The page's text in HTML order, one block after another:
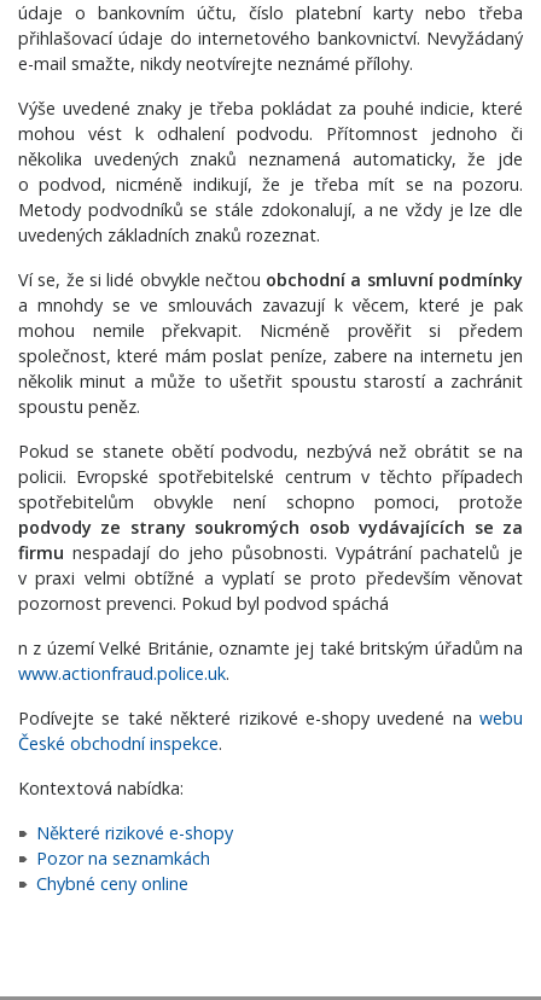
údaje o bankovním účtu, číslo platební karty nebo třeba
přihlašovací údaje do internetového bankovnictví. Nevyžádaný
e-mail smažte, nikdy neotvírejte neznámé přílohy.
Výše uvedené znaky je třeba pokládat za pouhé indicie, které
mohou vést k odhalení podvodu. Přítomnost jednoho či
několika uvedených znaků neznamená automaticky, že jde
o podvod, nicméně indikují, že je třeba mít se na pozoru.
Metody podvodníků se stále zdokonalují, a ne vždy je lze dle
uvedených základních znaků rozeznat.
Ví se, že si lidé obvykle nečtou obchodní a smluvní podmínky
a mnohdy se ve smlouvách zavazují k věcem, které je pak
mohou nemile překvapit. Nicméně prověřit si předem
společnost, které mám poslat peníze, zabere na internetu jen
několik minut a může to ušetřit spoustu starostí a zachránit
spoustu peněz.
Pokud se stanete obětí podvodu, nezbývá než obrátit se na
policii. Evropské spotřebitelské centrum v těchto případech
spotřebitelům obvykle není schopno pomoci, protože
podvody ze strany soukromých osob vydávajících se za
firmu nespadají do jeho působnosti. Vypátrání pachatelů je
v praxi velmi obtížné a vyplatí se proto především věnovat
pozornost prevenci. Pokud byl podvod spáchá
n z území Velké Británie, oznamte jej také britským úřadům na
www.actionfraud.police.uk.
Podívejte se také některé rizikové e-shopy uvedené na webu
České obchodní inspekce.
Kontextová nabídka:
Některé rizikové e-shopy
Pozor na seznamkách
Chybné ceny online